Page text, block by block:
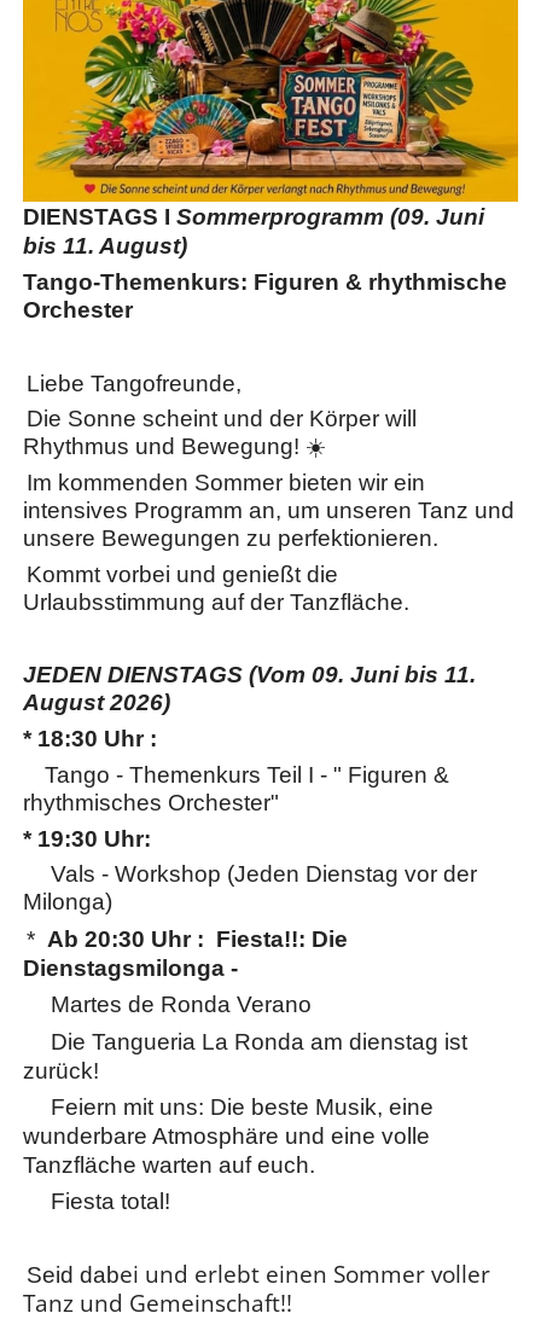
DIENSTAGS I Sommerprogramm (09. Juni
bis 11. August)
Tango-Themenkurs: Figuren & rhythmische
Orchester
Liebe Tangofreunde,
Die Sonne scheint und der Körper will
Rhythmus und Bewegung! ☀️
Im kommenden Sommer bieten wir ein
intensives Programm an, um unseren Tanz und
unsere Bewegungen zu perfektionieren.
Kommt vorbei und genießt die
Urlaubsstimmung auf der Tanzfläche.
JEDEN DIENSTAGS (Vom 09. Juni bis 11.
August 2026)
* 18:30 Uhr :
Tango - Themenkurs Teil I - " Figuren &
rhythmisches Orchester"
* 19:30 Uhr:
Vals - Workshop (Jeden Dienstag vor der
Milonga)
*Ab 20:30 Uhr : Fiesta!!: Die
Dienstagsmilonga -
Martes de Ronda Verano
Die Tangueria La Ronda am dienstag ist
zurück!
Feiern mit uns: Die beste Musik, eine
wunderbare Atmosphäre und eine volle
Tanzfläche warten auf euch.
Fiesta total!
Seid dabei und erlebt einen Sommer voller
Tanz und Gemeinschaft!!